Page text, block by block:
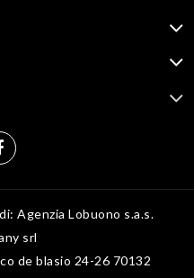
Agenzia Lobuono s.a.s.
srl
de blasio 24-26 70132